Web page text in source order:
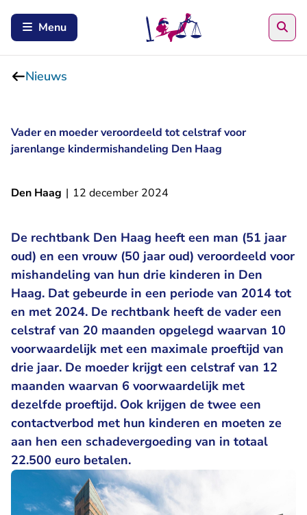
Menu
Nieuws
Vader en moeder veroordeeld tot celstraf voor
jarenlange kindermishandeling Den Haag
Den Haag | 12 december 2024
De rechtbank Den Haag heeft een man (51 jaar
oud) en een vrouw (50 jaar oud) veroordeeld voor
mishandeling van hun drie kinderen in Den
Haag. Dat gebeurde in een periode van 2014 tot
en met 2024. De rechtbank heeft de vader een
celstraf van 20 maanden opgelegd waarvan 10
voorwaardelijk met een maximale proeftijd van
drie jaar. De moeder krijgt een celstraf van 12
maanden waarvan 6 voorwaardelijk met
dezelfde proeftijd. Ook krijgen de twee een
contactverbod met hun kinderen en moeten ze
aan hen een schadevergoeding van in totaal
22.500 euro betalen.